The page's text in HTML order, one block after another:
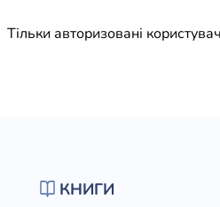
Тільки авторизовані
КНИГИ